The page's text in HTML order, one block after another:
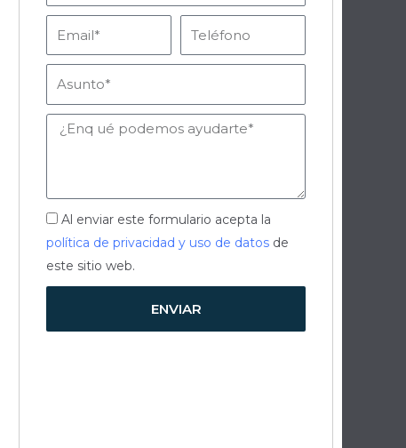
Mensaje
Aceptación
Al enviar este formulario acepta la
política de privacidad y uso de datos de
este sitio web.
ENVIAR